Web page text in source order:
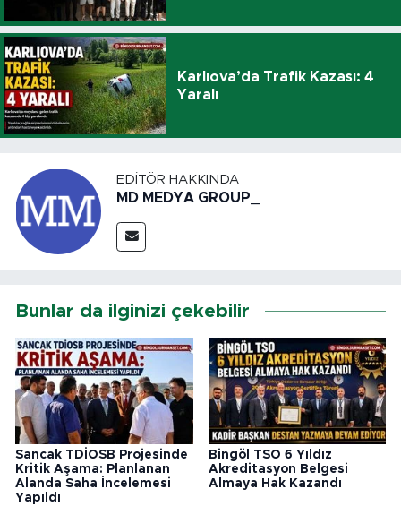
Karlıova’da Trafik Kazası: 4
Yaralı
EDITÖR HAKKINDA
MD MEDYA GROUP_
Bunlar da ilginizi çekebilir
Sancak TDİOSB Projesinde
Kritik Aşama: Planlanan
Alanda Saha İncelemesi
Yapıldı
Bingöl TSO 6 Yıldız
Akreditasyon Belgesi
Almaya Hak Kazandı